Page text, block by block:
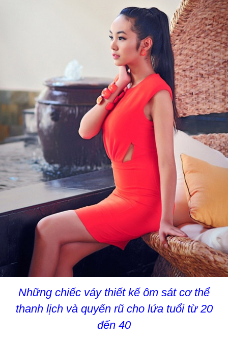
Những chiếc váy thiết kế ôm sát cơ thể
thanh lịch và quyến rũ cho lứa tuổi từ 20
đến 40